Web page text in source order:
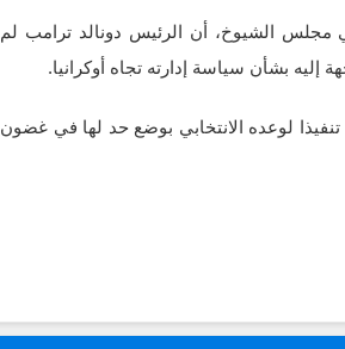
مجلس الشيوخ، أن الرئيس دونالد ترامب لم
إليه بشأن سياسة إدارته تجاه أوكرانيا.
لوعده الانتخابي بوضع حد لها في غضون